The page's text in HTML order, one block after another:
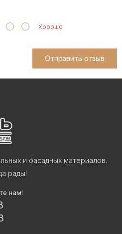
Хорошо
Отправить отзыв
и фасадных материалов.
рады!
нам!